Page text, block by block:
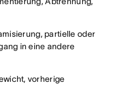
partielle oder
in eine andere
vorherige